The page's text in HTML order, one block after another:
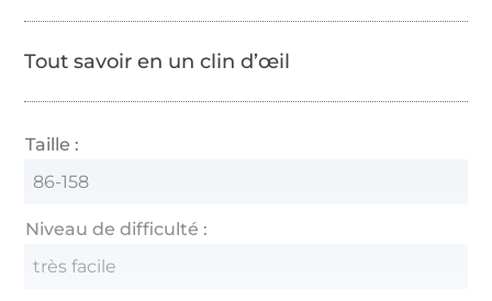
Tout savoir en un clin d’œil
Taille :
86-158
Niveau de difficulté :
très facile